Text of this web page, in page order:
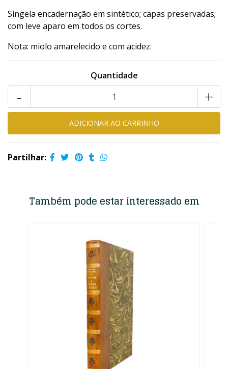
Singela encadernação em sintético; capas preservadas;
com leve aparo em todos os cortes.
Nota: miolo amarelecido e com acidez.
Quantidade
+
-
Partilhar:
Também pode estar interessado em